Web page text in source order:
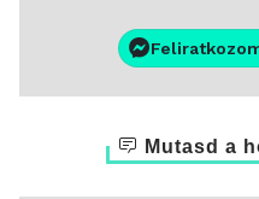
Mutasd a